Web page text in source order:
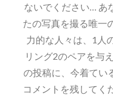
ないでください… あ
たの写真を撮る唯一
力的な人々は、1人
リング2のペアを与
の投稿に、今着てい
コメントを残してく